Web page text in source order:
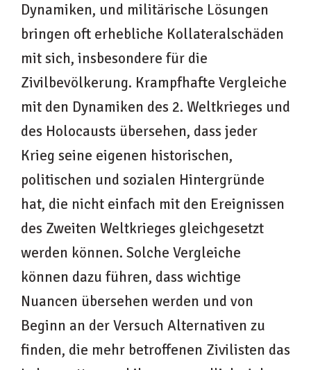
Dynamiken, und militärische Lösungen
bringen oft erhebliche Kollateralschäden
mit sich, insbesondere für die
Zivilbevölkerung. Krampfhafte Vergleiche
mit den Dynamiken des 2. Weltkrieges und
des Holocausts übersehen, dass jeder
Krieg seine eigenen historischen,
politischen und sozialen Hintergründe
hat, die nicht einfach mit den Ereignissen
des Zweiten Weltkrieges gleichgesetzt
werden können. Solche Vergleiche
können dazu führen, dass wichtige
Nuancen übersehen werden und von
Beginn an der Versuch Alternativen zu
finden, die mehr betroffenen Zivilisten das